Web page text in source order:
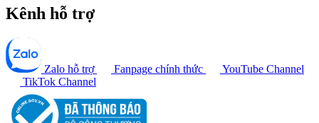
Kênh hỗ trợ
Zalo hỗ trợ Fanpage chính thức
YouTube Channel
TikTok Channel